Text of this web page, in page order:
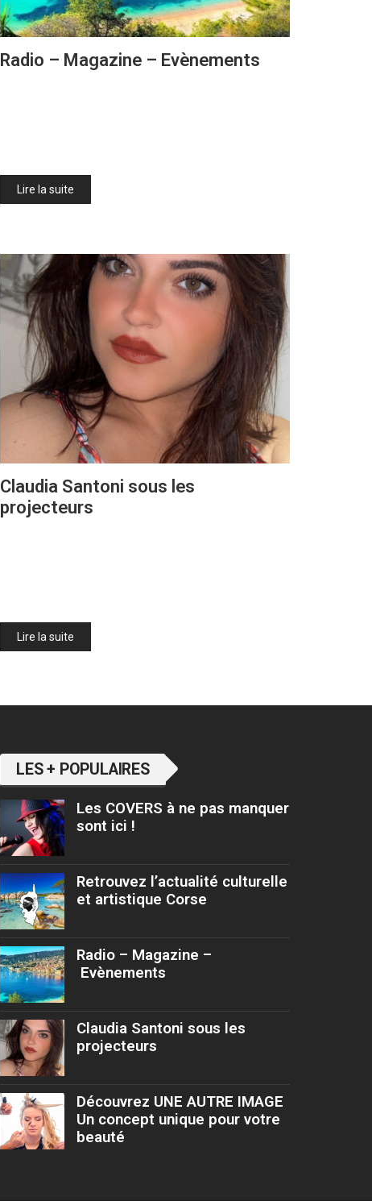
Radio – Magazine – Evènements
Lire la suite
Claudia Santoni sous les
projecteurs
Lire la suite
LES + POPULAIRES
Les COVERS à ne pas manquer
sont ici !
Retrouvez l’actualité culturelle
et artistique Corse
Radio – Magazine –
Evènements
Claudia Santoni sous les
projecteurs
Découvrez UNE AUTRE IMAGE
Un concept unique pour votre
beauté